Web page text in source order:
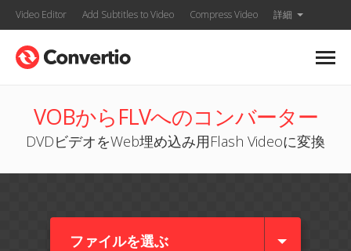
Video Editor Add Subtitles to Video Compress Video 詳細
VOBからFLVへのコンバーター
DVDビデオをWeb埋め込み用Flash Videoに変換
ファイルを選ぶ